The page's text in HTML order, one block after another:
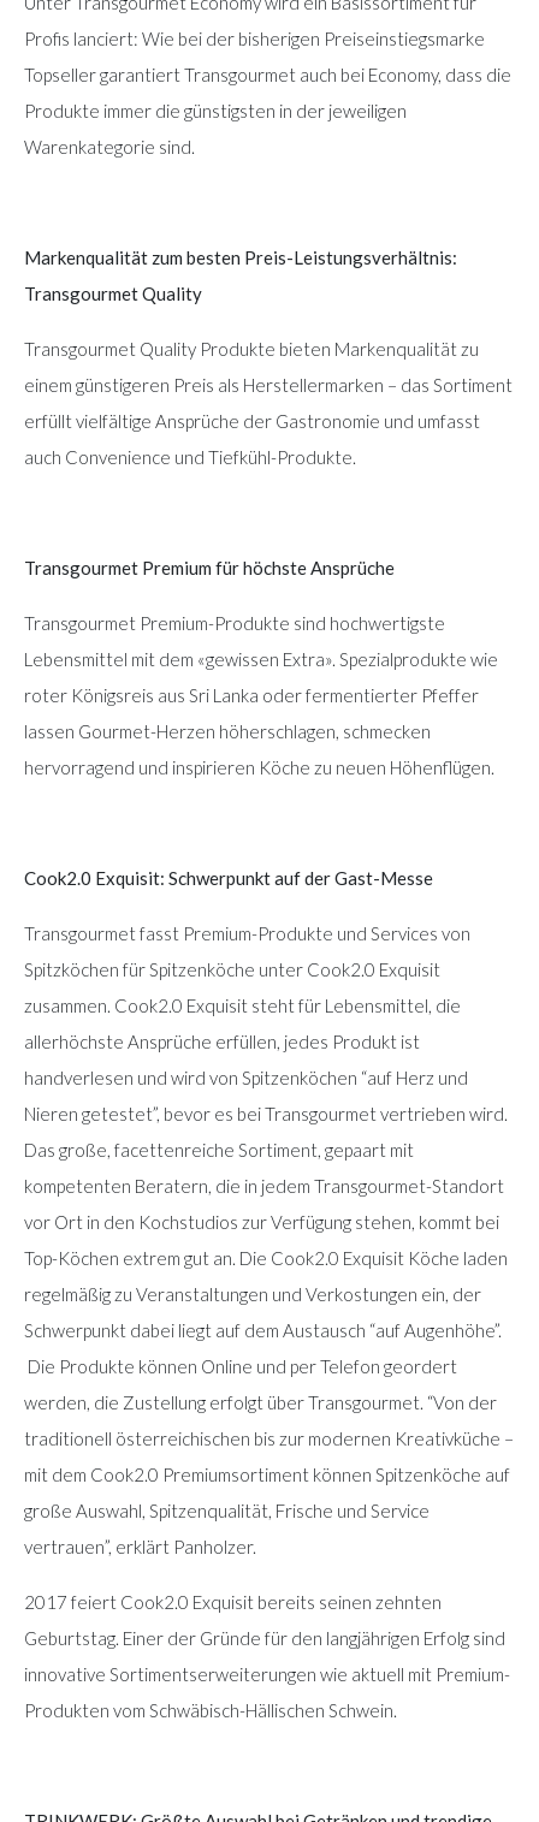
Profis lanciert: Wie bei der bisherigen Preiseinstiegsmarke
Topseller garantiert Transgourmet auch bei Economy, dass die
Produkte immer die günstigsten in der jeweiligen
Warenkategorie sind.
Markenqualität zum besten Preis-Leistungsverhältnis:
Transgourmet Quality
Transgourmet Quality Produkte bieten Markenqualität zu
einem günstigeren Preis als Herstellermarken – das Sortiment
erfüllt vielfältige Ansprüche der Gastronomie und umfasst
auch Convenience und Tiefkühl-Produkte.
Transgourmet Premium für höchste Ansprüche
Transgourmet Premium-Produkte sind hochwertigste
Lebensmittel mit dem «gewissen Extra». Spezialprodukte wie
roter Königsreis aus Sri Lanka oder fermentierter Pfeffer
lassen Gourmet-Herzen höherschlagen, schmecken
hervorragend und inspirieren Köche zu neuen Höhenflügen.
Cook2.0 Exquisit: Schwerpunkt auf der Gast-Messe
Transgourmet fasst Premium-Produkte und Services von
Spitzköchen für Spitzenköche unter Cook2.0 Exquisit
zusammen. Cook2.0 Exquisit steht für Lebensmittel, die
allerhöchste Ansprüche erfüllen, jedes Produkt ist
handverlesen und wird von Spitzenköchen “auf Herz und
Nieren getestet”, bevor es bei Transgourmet vertrieben wird.
Das große, facettenreiche Sortiment, gepaart mit
kompetenten Beratern, die in jedem Transgourmet-Standort
vor Ort in den Kochstudios zur Verfügung stehen, kommt bei
Top-Köchen extrem gut an. Die Cook2.0 Exquisit Köche laden
regelmäßig zu Veranstaltungen und Verkostungen ein, der
Schwerpunkt dabei liegt auf dem Austausch “auf Augenhöhe”.
Die Produkte können Online und per Telefon geordert
werden, die Zustellung erfolgt über Transgourmet. “Von der
traditionell österreichischen bis zur modernen Kreativküche –
mit dem Cook2.0 Premiumsortiment können Spitzenköche auf
große Auswahl, Spitzenqualität, Frische und Service
vertrauen”, erklärt Panholzer.
2017 feiert Cook2.0 Exquisit bereits seinen zehnten
Geburtstag. Einer der Gründe für den langjährigen Erfolg sind
innovative Sortimentserweiterungen wie aktuell mit Premium-
Produkten vom Schwäbisch-Hällischen Schwein.